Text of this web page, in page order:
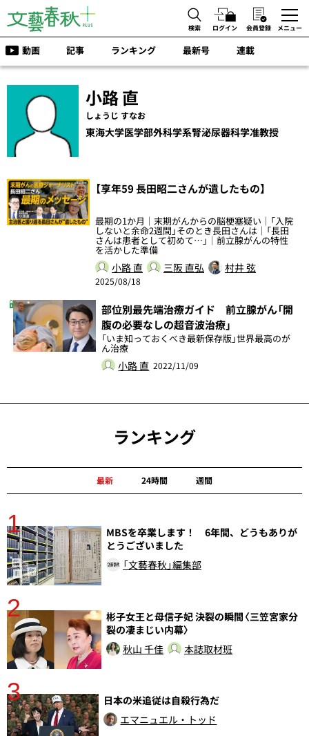
検索 ログイン 会員登録 メニュー
動画 記事 ランキング 最新号 連載
小路 直
しょうじ すなお
東海大学医学部外科学系腎泌尿器科学准教授
【享年59 長田昭二さんが遺したもの】
最期の1か月｜末期がんからの脳梗塞疑い｜「入院
しないと余命2週間」そのとき長田さんは｜「長田
さんは患者として初めて…」｜前立腺がんの特性
を活かした準備
小路 直 三阪 直弘 村井 弦
2025/08/18
部位別最先端治療ガイド 前立腺がん「開
腹の必要なしの超音波治療」
「いま知っておくべき最新保存版」世界最高のが
ん治療
小路 直 2022/11/09
ランキング
最新 24時間 週間
1
MBSを卒業します！ 6年間、どうもありが
とうございました
「文藝春秋」編集部
2
彬子女王と母信子妃 決裂の瞬間〈三笠宮家分
裂の凄まじい内幕〉
秋山 千佳
本誌取材班
3
日本の米追従は自殺行為だ
エマニュエル・トッド